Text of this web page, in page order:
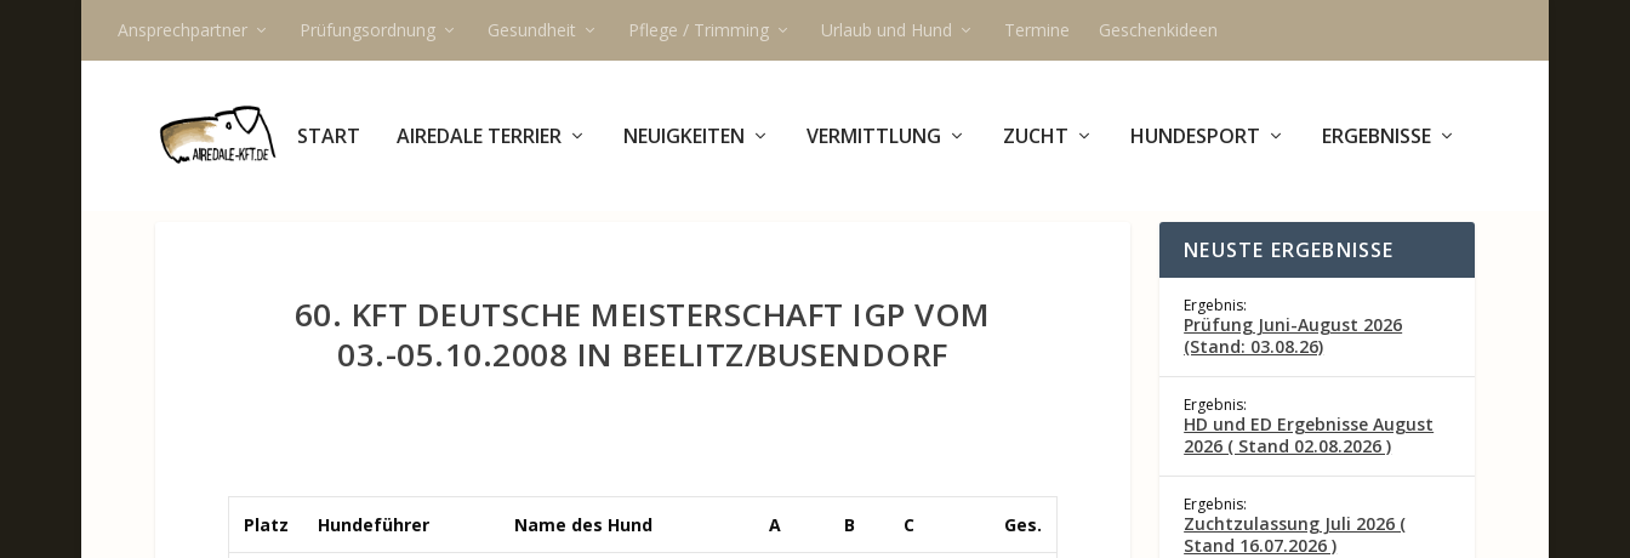
Ansprechpartner Prüfungsordnung Gesundheit Pflege / Trimming Urlaub und Hund Termine Geschenkideen
START AIREDALE TERRIER NEUIGKEITEN VERMITTLUNG ZUCHT HUNDESPORT ERGEBNISSE
60. KFT DEUTSCHE MEISTERSCHAFT IGP VOM
03.-05.10.2008 IN BEELITZ/BUSENDORF
Platz Hundeführer Name des Hund A B C Ges.
NEUSTE ERGEBNISSE
Ergebnis:
Prüfung Juni-August 2026
(Stand: 03.08.26)
Ergebnis:
HD und ED Ergebnisse August
2026 ( Stand 02.08.2026 )
Ergebnis:
Zuchtzulassung Juli 2026 (
Stand 16.07.2026 )